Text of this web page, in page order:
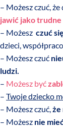
– Możesz czuć,
jawić jako trudne
– Możesz czuć
dzieci,
– Możesz czuć
ludzi.
– Możesz być
– Twoje dziecko
– Możesz czuć,że
– Możesz nie